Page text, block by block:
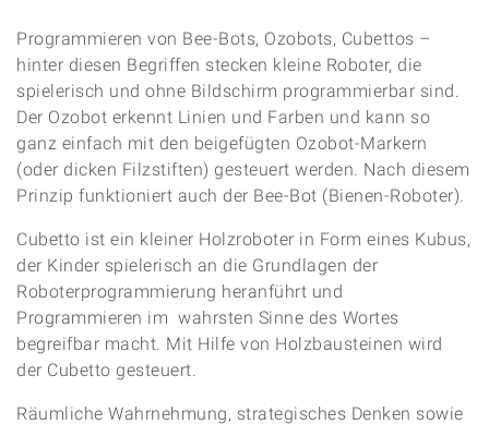
Programmieren von Bee-Bots, Ozobots, Cubettos –
hinter diesen Begriffen stecken kleine Roboter, die
spielerisch und ohne Bildschirm programmierbar sind.
Der Ozobot erkennt Linien und Farben und kann so
ganz einfach mit den beigefügten Ozobot-Markern
(oder dicken Filzstiften) gesteuert werden. Nach diesem
Prinzip funktioniert auch der Bee-Bot (Bienen-Roboter).
Cubetto ist ein kleiner Holzroboter in Form eines Kubus,
der Kinder spielerisch an die Grundlagen der
Roboterprogrammierung heranführt und
Programmieren im wahrsten Sinne des Wortes
begreifbar macht. Mit Hilfe von Holzbausteinen wird
der Cubetto gesteuert.
Räumliche Wahrnehmung, strategisches Denken sowie